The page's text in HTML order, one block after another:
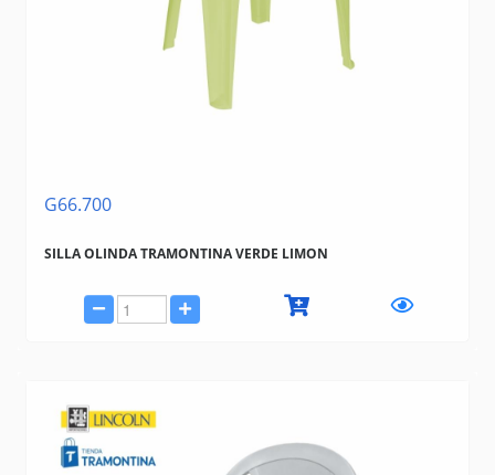
G66.700
SILLA OLINDA TRAMONTINA VERDE LIMON